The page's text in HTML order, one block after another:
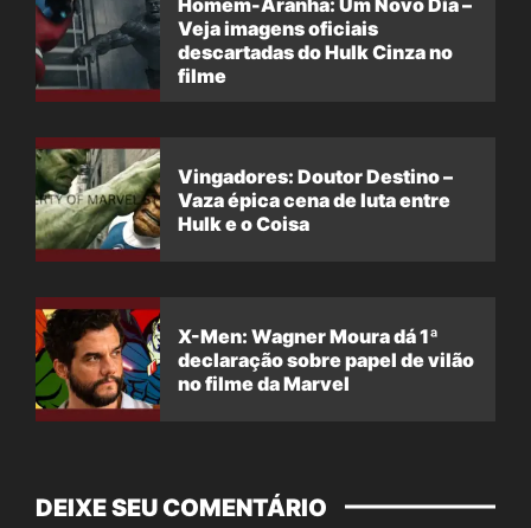
Veja imagens oficiais
descartadas do Hulk Cinza no
filme
Vingadores: Doutor Destino –
Vaza épica cena de luta entre
Hulk e o Coisa
X-Men: Wagner Moura dá 1ª
declaração sobre papel de vilão
no filme da Marvel
DEIXE SEU COMENTÁRIO